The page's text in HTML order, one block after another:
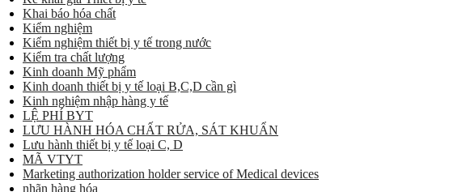
Khai báo hóa chất
Kiểm nghiệm
Kiểm nghiệm thiết bị y tế trong nước
Kiểm tra chất lượng
Kinh doanh Mỹ phẩm
Kinh doanh thiết bị y tế loại B,C,D cần gì
Kinh nghiệm nhập hàng y tế
LỆ PHÍ BYT
LƯU HÀNH HÓA CHẤT RỬA, SÁT KHUẨN
Lưu hành thiết bị y tế loại C, D
MÃ VTYT
Marketing authorization holder service of Medical devices
nhãn hàng hóa